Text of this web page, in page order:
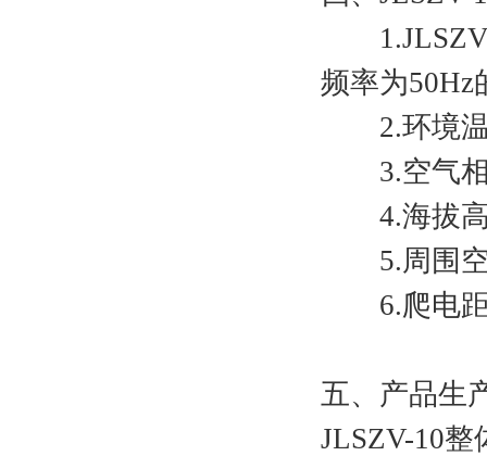
1.JLSZV-
频率为50Hz
2.环境温
3.空气相
4.海拔高
5.周围空
6.爬电距
五、产品生
JLSZV-10